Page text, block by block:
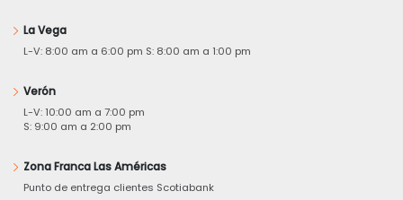
La Vega
L-V: 8:00 am a 6:00 pm S: 8:00 am a 1:00 pm
Verón
L-V: 10:00 am a 7:00 pm
S: 9:00 am a 2:00 pm
Zona Franca Las Américas
Punto de entrega clientes Scotiabank